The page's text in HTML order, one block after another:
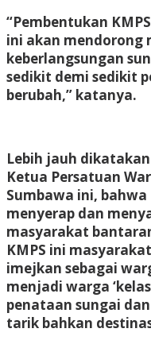
“Pembentukan
ini akan mendorong
keberlangsungan
sedikit demi sedikit
berubah,” katanya.
Lebih jauh
Ketua Persatuan
Sumbawa ini,
menyerap dan
masyarakat
KMPS ini
imejkan sebagai
menjadi warga
penataan sungai
tarik bahkan